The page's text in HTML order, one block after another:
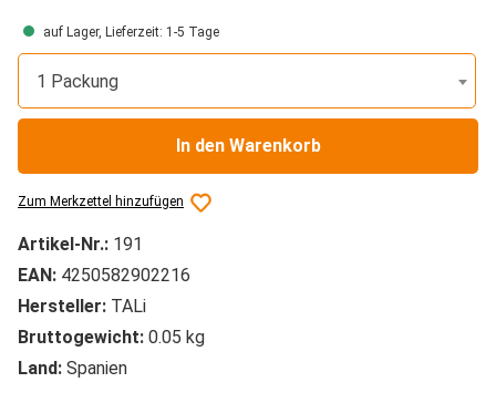
auf Lager, Lieferzeit: 1-5 Tage
1 Packung
In den Warenkorb
Zum Merkzettel hinzufügen
Artikel-Nr.: 191
EAN: 4250582902216
Hersteller: TALi
Bruttogewicht: 0.05 kg
Land: Spanien